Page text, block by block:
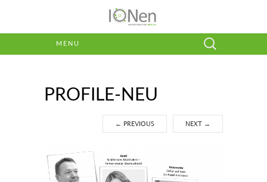
MENU
Suchen
PROFILE-NEU
← PREVIOUS NEXT →